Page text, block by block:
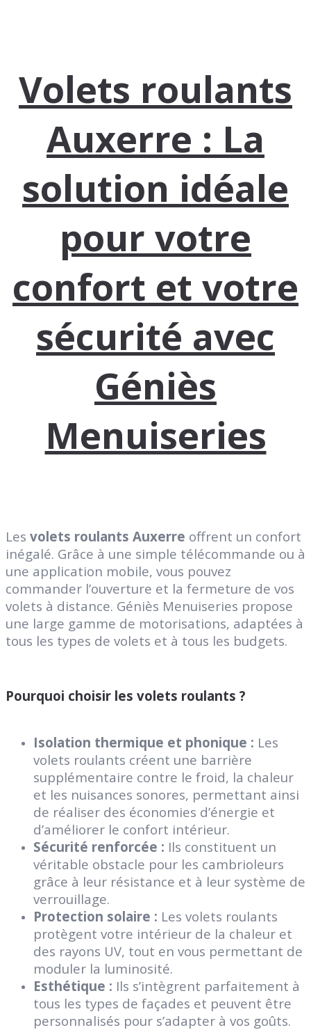
Volets roulants
Auxerre : La
solution idéale
pour votre
confort et votre
sécurité avec
Géniès
Menuiseries
Les volets roulants Auxerre offrent un confort
inégalé. Grâce à une simple télécommande ou à
une application mobile, vous pouvez
commander l’ouverture et la fermeture de vos
volets à distance. Géniès Menuiseries propose
une large gamme de motorisations, adaptées à
tous les types de volets et à tous les budgets.
Pourquoi choisir les volets roulants ?
Isolation thermique et phonique : Les
volets roulants créent une barrière
supplémentaire contre le froid, la chaleur
et les nuisances sonores, permettant ainsi
de réaliser des économies d’énergie et
d’améliorer le confort intérieur.
Sécurité renforcée : Ils constituent un
véritable obstacle pour les cambrioleurs
grâce à leur résistance et à leur système de
verrouillage.
Protection solaire : Les volets roulants
protègent votre intérieur de la chaleur et
des rayons UV, tout en vous permettant de
moduler la luminosité.
Esthétique : Ils s’intègrent parfaitement à
tous les types de façades et peuvent être
personnalisés pour s’adapter à vos goûts.